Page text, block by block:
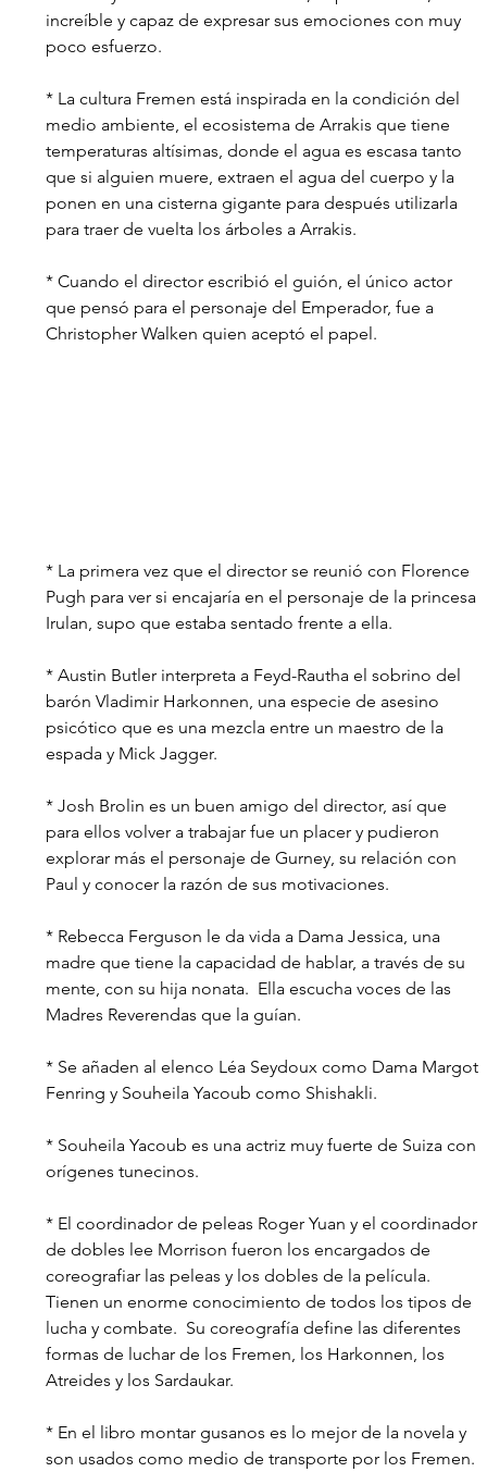
increíble y capaz de expresar sus emociones con muy
poco esfuerzo.
* La cultura Fremen está inspirada en la condición del
medio ambiente, el ecosistema de Arrakis que tiene
temperaturas altísimas, donde el agua es escasa tanto
que si alguien muere, extraen el agua del cuerpo y la
ponen en una cisterna gigante para después utilizarla
para traer de vuelta los árboles a Arrakis.
* Cuando el director escribió el guión, el único actor
que pensó para el personaje del Emperador, fue a
Christopher Walken quien aceptó el papel.
* La primera vez que el director se reunió con Florence
Pugh para ver si encajaría en el personaje de la princesa
Irulan, supo que estaba sentado frente a ella.
* Austin Butler interpreta a Feyd-Rautha el sobrino del
barón Vladimir Harkonnen, una especie de asesino
psicótico que es una mezcla entre un maestro de la
espada y Mick Jagger.
* Josh Brolin es un buen amigo del director, así que
para ellos volver a trabajar fue un placer y pudieron
explorar más el personaje de Gurney, su relación con
Paul y conocer la razón de sus motivaciones.
* Rebecca Ferguson le da vida a Dama Jessica, una
madre que tiene la capacidad de hablar, a través de su
mente, con su hija nonata. Ella escucha voces de las
Madres Reverendas que la guían.
* Se añaden al elenco Léa Seydoux como Dama Margot
Fenring y Souheila Yacoub como Shishakli.
* Souheila Yacoub es una actriz muy fuerte de Suiza con
orígenes tunecinos.
* El coordinador de peleas Roger Yuan y el coordinador
de dobles lee Morrison fueron los encargados de
coreografiar las peleas y los dobles de la película.
Tienen un enorme conocimiento de todos los tipos de
lucha y combate. Su coreografía define las diferentes
formas de luchar de los Fremen, los Harkonnen, los
Atreides y los Sardaukar.
* En el libro montar gusanos es lo mejor de la novela y
son usados como medio de transporte por los Fremen.